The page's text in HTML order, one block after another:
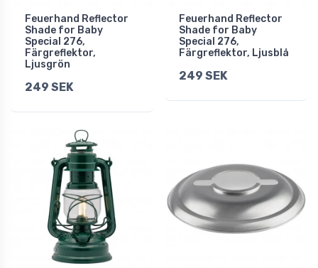
Feuerhand Reflector
Shade for Baby
Special 276,
Färgreflektor,
Ljusgrön
249 SEK
Feuerhand Reflector
Shade for Baby
Special 276,
Färgreflektor, Ljusblå
249 SEK